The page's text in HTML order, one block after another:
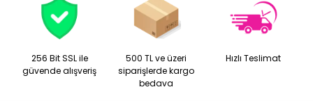
256 Bit SSL ile
güvende alışveriş
500 TL ve üzeri
siparişlerde kargo
bedava
Hızlı Teslimat